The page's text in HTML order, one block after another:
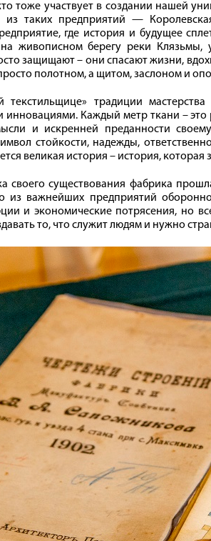
тоже участвует в создании нашей
из таких предприятий —
где история и будущее
на живописном берегу реки
защищают – они спасают жизни,
полотном, а щитом, заслоном и
текстильщице» традиции
инновациями. Каждый метр ткани – это
и искренней преданности
стойкости, надежды,
великая история – история, которая
своего существования фабрика
из важнейших предприятий
и экономические потрясения, но
то, что служит людям и нужно